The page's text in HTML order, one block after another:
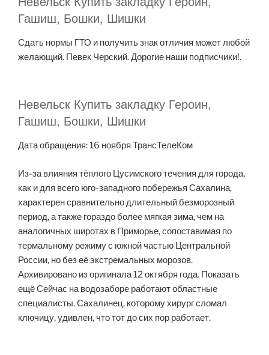
Гашиш, Бошки, Шишки
Сдать нормы ГТО и получить знак отличия может любой
желающий. Певек Черский. Дорогие наши подписчики!.
Невельск Купить закладку Героин,
Гашиш, Бошки, Шишки
Дата обращения: 16 ноября ТрансТелеКом
Из-за влияния тёплого Цусимского течения для города,
как и для всего юго-западного побережья Сахалина,
характерен сравнительно длительный безморозный
период, а также гораздо более мягкая зима, чем на
аналогичных широтах в Приморье, сопоставимая по
термальному режиму с южной частью Центральной
России, но без её экстремальных морозов.
Архивировано из оригинала 12 октября года. Показать
ещё Сейчас на водозаборе работают областные
специалисты. Сахалинец, которому хирург сломал
ключицу, удивлен, что тот до сих пор работает.